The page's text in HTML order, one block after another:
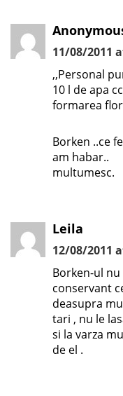
11/08/2011
,,Personal
10 l de apa
formarea
Borken ..ce
am habar..
multumesc.
Leila
12/08/2011
Borken-ul
conservant
deasupra
tari , nu le
si la varza
de el .